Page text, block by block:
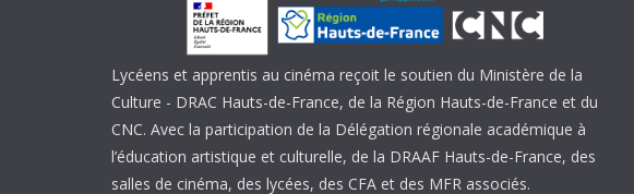
Lycéens et apprentis au cinéma reçoit le soutien du Ministère de la
Culture - DRAC Hauts-de-France, de la Région Hauts-de-France et du
CNC. Avec la participation de la Délégation régionale académique à
l’éducation artistique et culturelle, de la DRAAF Hauts-de-France, des
salles de cinéma, des lycées, des CFA et des MFR associés.